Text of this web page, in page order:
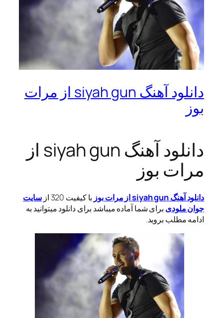
دانلود آهنگ siyah gun از مرات
بوز
دانلود آهنگ siyah gun از
مرات بوز
دانلود آهنگ siyah gun از مرات بوز با کیفیت 320 از
سایت
جوان ملودی برای شما آماده میباشد برای دانلود میتوانید به
ادامه مطلب بروید.